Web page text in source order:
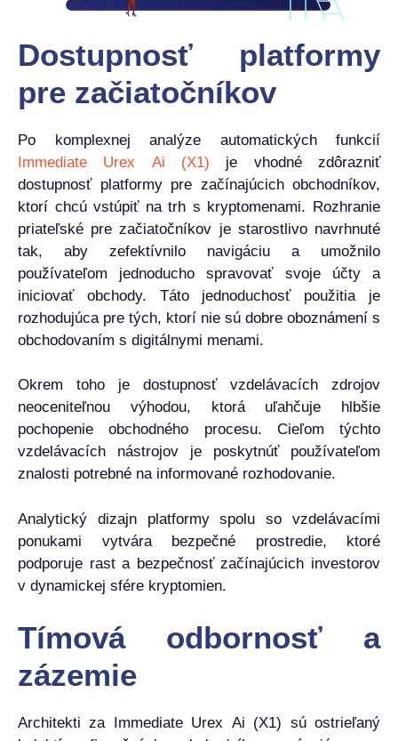
Dostupnosť platformy
pre začiatočníkov
Po komplexnej analýze automatických funkcií
Immediate Urex Ai (X1) je vhodné zdôrazniť
dostupnosť platformy pre začínajúcich obchodníkov,
ktorí chcú vstúpiť na trh s kryptomenami. Rozhranie
priateľské pre začiatočníkov je starostlivo navrhnuté
tak, aby zefektívnilo navigáciu a umožnilo
používateľom jednoducho spravovať svoje účty a
iniciovať obchody. Táto jednoduchosť použitia je
rozhodujúca pre tých, ktorí nie sú dobre oboznámení s
obchodovaním s digitálnymi menami.
Okrem toho je dostupnosť vzdelávacích zdrojov
neoceniteľnou výhodou, ktorá uľahčuje hlbšie
pochopenie obchodného procesu. Cieľom týchto
vzdelávacích nástrojov je poskytnúť používateľom
znalosti potrebné na informované rozhodovanie.
Analytický dizajn platformy spolu so vzdelávacími
ponukami vytvára bezpečné prostredie, ktoré
podporuje rast a bezpečnosť začínajúcich investorov
v dynamickej sfére kryptomien.
Tímová odbornosť a
zázemie
Architekti za Immediate Urex Ai (X1) sú ostrieľaný